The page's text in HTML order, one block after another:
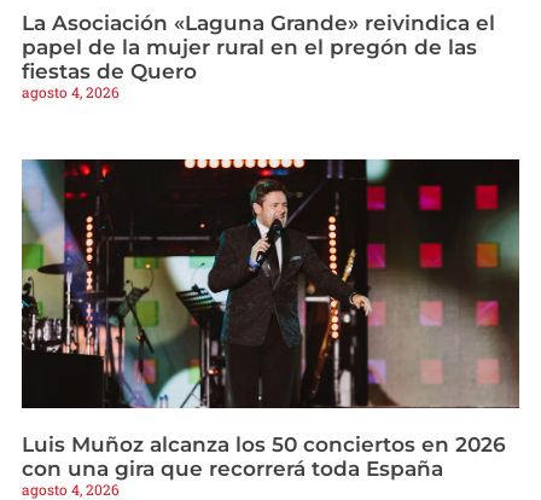
La Asociación «Laguna Grande» reivindica el
papel de la mujer rural en el pregón de las
fiestas de Quero
agosto 4, 2026
Luis Muñoz alcanza los 50 conciertos en 2026
con una gira que recorrerá toda España
agosto 4, 2026